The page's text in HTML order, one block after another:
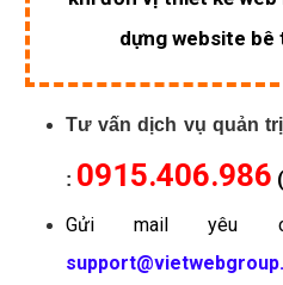
dựng website
Tư vấn dịch vụ quản
: 0915.406.986
Gửi mail yêu